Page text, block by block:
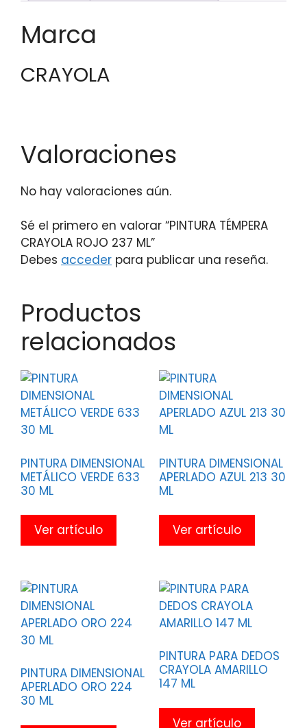
Marca
CRAYOLA
Valoraciones
No hay valoraciones aún.
Sé el primero en valorar “PINTURA TÉMPERA
CRAYOLA ROJO 237 ML”
Debes acceder para publicar una reseña.
Productos
relacionados
PINTURA DIMENSIONAL
METÁLICO VERDE 633
30 ML
Ver artículo
PINTURA DIMENSIONAL
APERLADO AZUL 213 30
ML
Ver artículo
PINTURA DIMENSIONAL
APERLADO ORO 224
30 ML
PINTURA PARA DEDOS
CRAYOLA AMARILLO
147 ML
Ver artículo